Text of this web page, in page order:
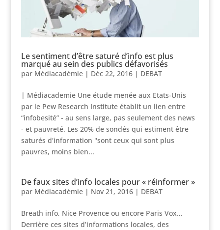
Le sentiment d’être saturé d’info est plus
marqué au sein des publics défavorisés
par Médiacadémie| Déc 22, 2016| DEBAT
| Médiacademie Une étude menée aux Etats-Unis
par le Pew Research Institute établit un lien entre
“infobesité” - au sens large, pas seulement des news
- et pauvreté. Les 20% de sondés qui estiment être
saturés d'information "sont ceux qui sont plus
pauvres, moins bien...
De faux sites d’info locales pour « réinformer »
par Médiacadémie| Nov 21, 2016| DEBAT
Breath info, Nice Provence ou encore Paris Vox…
Derrière ces sites d’informations locales, des